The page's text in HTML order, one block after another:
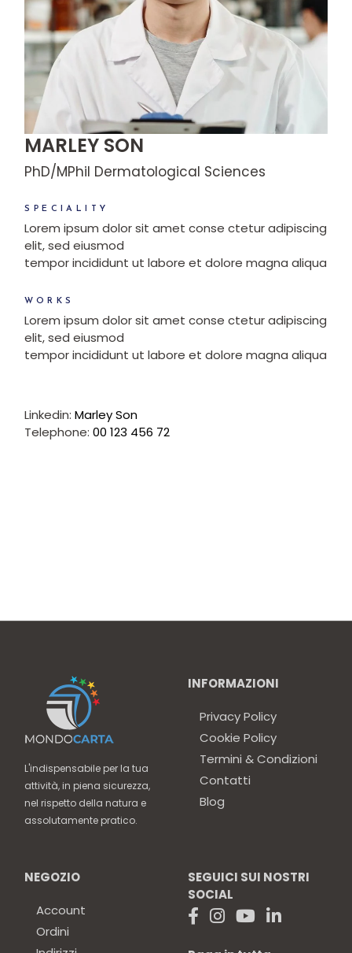
MARLEY SON
PhD/MPhil Dermatological Sciences
SPECIALITY
Lorem ipsum dolor sit amet conse ctetur adipiscing
elit, sed eiusmod
tempor incididunt ut labore et dolore magna aliqua
WORKS
Lorem ipsum dolor sit amet conse ctetur adipiscing
elit, sed eiusmod
tempor incididunt ut labore et dolore magna aliqua
Linkedin: Marley Son
Telephone: 00 123 456 72
L'indispensabile per la tua
attività, in piena sicurezza,
nel rispetto della natura e
assolutamente pratico.
INFORMAZIONI
Privacy Policy
Cookie Policy
Termini & Condizioni
Contatti
Blog
NEGOZIO
Account
Ordini
SEGUICI SUI NOSTRI
SOCIAL